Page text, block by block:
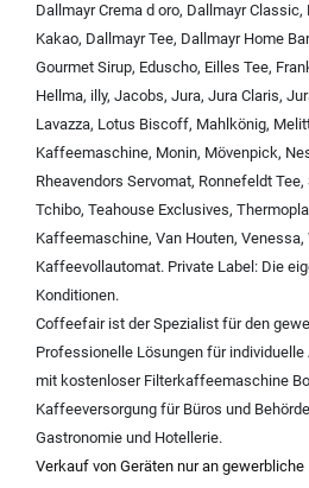
Dallmayr Crema d oro, Dallmayr Classic,
Kakao, Dallmayr Tee, Dallmayr Home
Gourmet Sirup, Eduscho, Eilles Tee,
Hellma, illy, Jacobs, Jura, Jura Claris,
Lavazza, Lotus Biscoff, Mahlkönig,
Kaffeemaschine, Monin, Mövenpick,
Rheavendors Servomat, Ronnefeldt Tee,
Tchibo, Teahouse Exclusives,
Kaffeemaschine, Van Houten, Venessa,
Kaffeevollautomat. Private Label: Die
Konditionen.
Coffeefair ist der Spezialist für den
Professionelle Lösungen für individuelle
mit kostenloser Filterkaffeemaschine
Kaffeeversorgung für Büros und
Gastronomie und Hotellerie.
Verkauf von Geräten nur an gewerbliche